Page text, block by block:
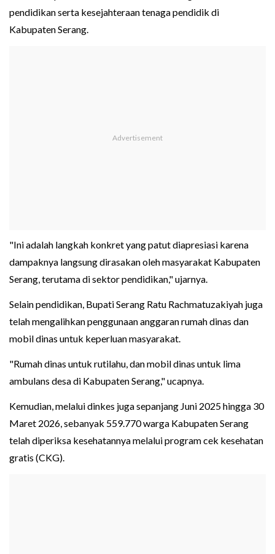
pendidikan serta kesejahteraan tenaga pendidik di
Kabupaten Serang.
"Ini adalah langkah konkret yang patut diapresiasi karena
dampaknya langsung dirasakan oleh masyarakat Kabupaten
Serang, terutama di sektor pendidikan," ujarnya.
Selain pendidikan, Bupati Serang Ratu Rachmatuzakiyah juga
telah mengalihkan penggunaan anggaran rumah dinas dan
mobil dinas untuk keperluan masyarakat.
"Rumah dinas untuk rutilahu, dan mobil dinas untuk lima
ambulans desa di Kabupaten Serang," ucapnya.
Kemudian, melalui dinkes juga sepanjang Juni 2025 hingga 30
Maret 2026, sebanyak 559.770 warga Kabupaten Serang
telah diperiksa kesehatannya melalui program cek kesehatan
gratis (CKG).